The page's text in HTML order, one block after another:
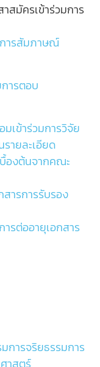
สมัครเข้าร่วมการ
ารสัมภาษณ์
ารตอบ
เข้าร่วมการวิจัย
ายละเอียด
องต้นจากคณะ
ารการรับรอง
รต่ออายุเอกสาร
การจริยธรรมการ
าสตร์